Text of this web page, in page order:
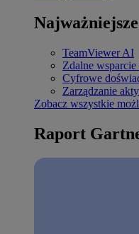
TeamViewer AI
Zdalne
Cyfrowe
Zarządzanie
Zobacz wszystkie
Raport